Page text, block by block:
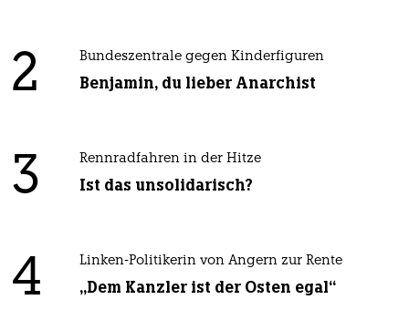
2 Bundeszentrale gegen Kinderfiguren
Benjamin, du lieber Anarchist
3 Rennradfahren in der Hitze
Ist das unsolidarisch?
4 Linken-Politikerin von Angern zur Rente
„Dem Kanzler ist der Osten egal“